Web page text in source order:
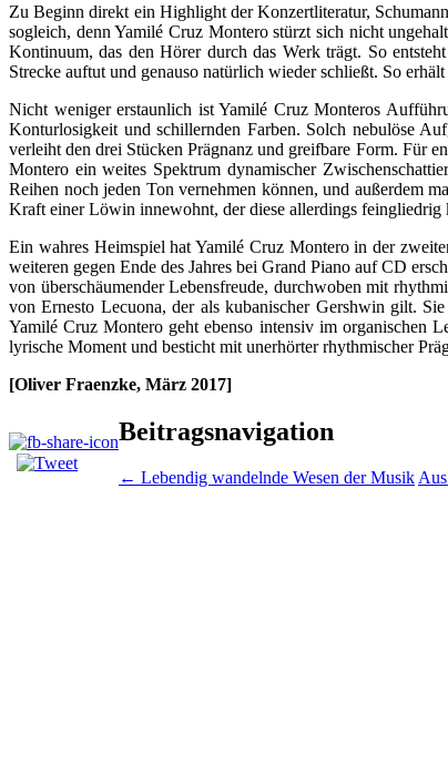
Zu Beginn direkt ein Highlight der Konzertliteratur,
sogleich, denn Yamilé Cruz Montero stürzt sich nicht
Kontinuum, das den Hörer durch das Werk trägt. So
Strecke auftut und genauso natürlich wieder schließt. So
Nicht weniger erstaunlich ist Yamilé Cruz Monteros
Konturlosigkeit und schillernden Farben. Solch nebulöse
verleiht den drei Stücken Prägnanz und greifbare Form. Für
Montero ein weites Spektrum dynamischer
Reihen noch jeden Ton vernehmen können, und außerdem
Kraft einer Löwin innewohnt, der diese allerdings feingliedrig
Ein wahres Heimspiel hat Yamilé Cruz Montero in der
weiteren gegen Ende des Jahres bei Grand Piano auf CD
von überschäumender Lebensfreude, durchwoben mit
von Ernesto Lecuona, der als kubanischer Gershwin gilt.
Yamilé Cruz Montero geht ebenso intensiv im organischen
lyrische Moment und besticht mit unerhörter rhythmischer
[Oliver Fraenzke, März 2017]
Beitragsnavigation
← Lebendig wandelnde Wesen der Musik